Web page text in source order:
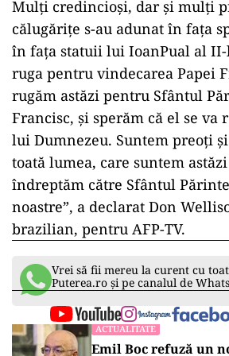
Mulți credincioși, dar și mulți
călugărițe s-au adunat în fața
în fața statuii lui IoanPual al
ruga pentru vindecarea Papei
rugăm astăzi pentru Sfântul
Francisc, și sperăm că el se va
lui Dumnezeu. Suntem preoți
toată lumea, care suntem
îndreptăm către Sfântul
noastre”, a declarat Don
brazilian, pentru AFP-TV.
Vrei să fii mereu la curent cu
Puterea.ro și pe canalul de
ACTUALITATE
Emil Boc refuză un